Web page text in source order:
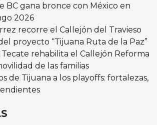
BC gana bronce con México en
2026
recorre el Callejón del Travieso
proyecto “Tijuana Ruta de la Paz”
rehabilita el Callejón Reforma
de las familias
de Tijuana a los playoffs: fortalezas,